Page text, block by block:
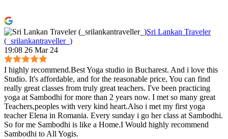
Sri Lankan Traveler
(_srilankantraveller_)
19:08 26 Mar 24
I highly recommend.Best Yoga studio in Bucharest. And i love this
Studio. It's affordable, and for the reasonable price, You can find
really great classes from truly great teachers. I've been practicing
yoga at Sambodhi for more than 2 years now. I met so many great
Teachers,peoples with very kind heart.Also i met my first yoga
teacher Elena in Romania. Every sunday i go her class at Sambodhi.
So for me Sambodhi is like a Home.I Would highly recommend
Sambodhi to All Yogis.